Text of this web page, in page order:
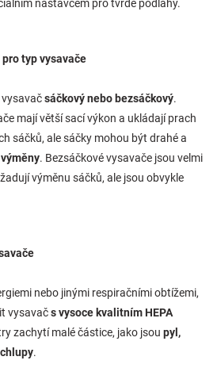
nástavcem pro tvrdé podlahy.
typ vysavače
sáčkový nebo bezsáčkový.
mají větší sací výkon a ukládají prach
sáčků, ale sáčky mohou být drahé a
. Bezsáčkové vysavače jsou velmi
výměnu sáčků, ale jsou obvykle
nebo jinými respiračními obtížemi,
vysavačs vysoce kvalitním HEPA
zachytí malé částice, jako jsou pyl,
.